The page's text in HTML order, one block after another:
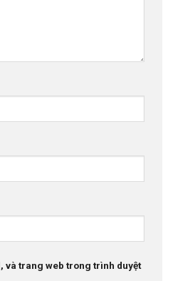
và trang web trong trình duyệt